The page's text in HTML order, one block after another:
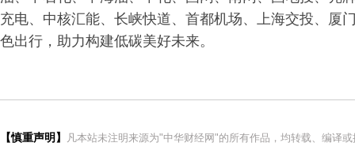
充电、中核汇能、长峡快道、首都机场、上海交投、厦
色出行，助力构建低碳美好未来。
【慎重声明】
凡本站未注明来源为"中华财经网"的所有作品，均转载、编译